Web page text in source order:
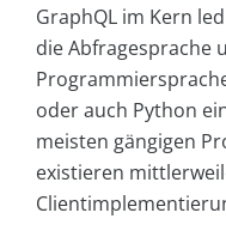
GraphQL im Kern
die Abfragesprache
oder auch Python
meisten gängigen
existieren